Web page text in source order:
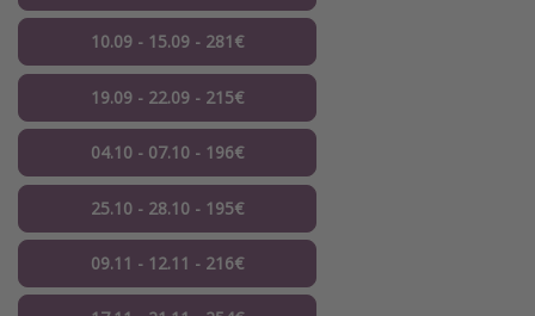
10.09 - 15.09 - 281€
19.09 - 22.09 - 215€
04.10 - 07.10 - 196€
25.10 - 28.10 - 195€
09.11 - 12.11 - 216€